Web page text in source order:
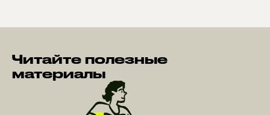
Читайте полезные
материалы